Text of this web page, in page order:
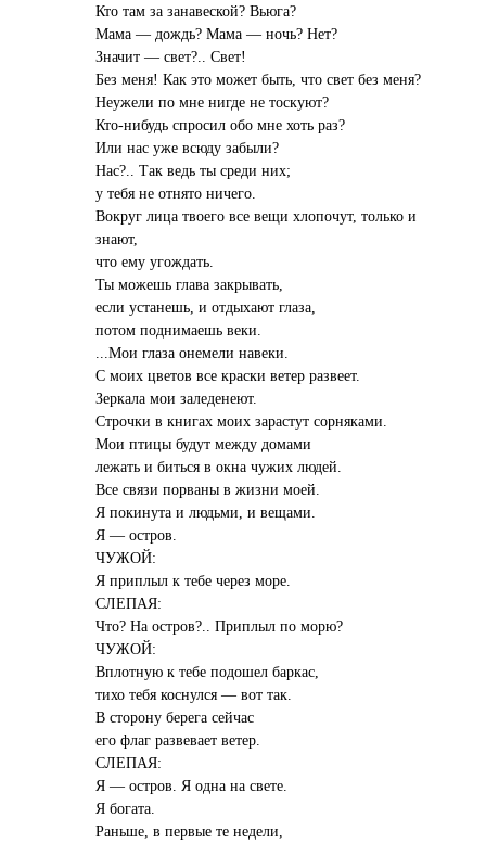
Кто там за занавеской? Вьюга?
Мама — дождь? Мама — ночь? Нет?
Значит — свет?.. Свет!
Без меня! Как это может быть, что свет без меня?
Неужели по мне нигде не тоскуют?
Кто-нибудь спросил обо мне хоть раз?
Или нас уже всюду забыли?
Нас?.. Так ведь ты среди них;
у тебя не отнято ничего.
Вокруг лица твоего все вещи хлопочут, только и
знают,
что ему угождать.
Ты можешь глава закрывать,
если устанешь, и отдыхают глаза,
потом поднимаешь веки.
...Мои глаза онемели навеки.
С моих цветов все краски ветер развеет.
Зеркала мои заледенеют.
Строчки в книгах моих зарастут сорняками.
Мои птицы будут между домами
лежать и биться в окна чужих людей.
Все связи порваны в жизни моей.
Я покинута и людьми, и вещами.
Я — остров.
ЧУЖОЙ:
Я приплыл к тебе через море.
СЛЕПАЯ:
Что? На остров?.. Приплыл по морю?
ЧУЖОЙ:
Вплотную к тебе подошел баркас,
тихо тебя коснулся — вот так.
В сторону берега сейчас
его флаг развевает ветер.
СЛЕПАЯ:
Я — остров. Я одна на свете.
Я богата.
Раньше, в первые те недели,